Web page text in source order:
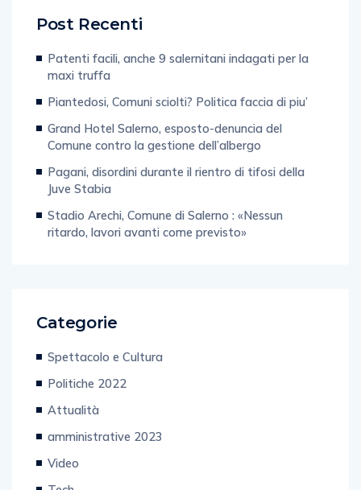
maxi truffa
Piantedosi, Comuni sciolti? Politica faccia di piu’
Grand Hotel Salerno, esposto-denuncia del
Comune contro la gestione dell’albergo
Pagani, disordini durante il rientro di tifosi della
Juve Stabia
Stadio Arechi, Comune di Salerno : «Nessun
ritardo, lavori avanti come previsto»
Politiche 2022
Attualità
amministrative 2023
Video
Tech